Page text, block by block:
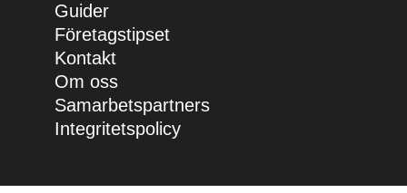
Guider
Företagstipset
Kontakt
Om oss
Samarbetspartners
Integritetspolicy